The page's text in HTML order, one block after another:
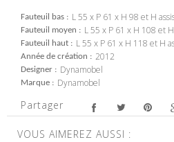
Fauteuil bas L 55 x P 61 x H 98 et H
Fauteuil moyen L 55 x P 61 x H 108 et
Fauteuil haut L 55 x P 61 x H 118 et H
Année de création 2012
Designer Dynamobel
Marque Dynamobel
Partager
VOUS AIMEREZ AUSSI :